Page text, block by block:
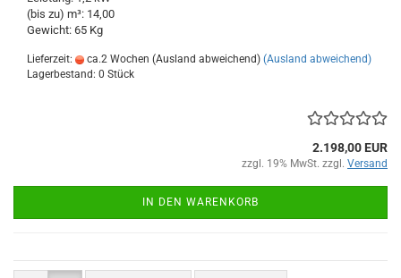
(bis zu) m³: 14,00
Gewicht: 65 Kg
Lieferzeit: ca.2 Wochen (Ausland abweichend) (Ausland abweichend)
Lagerbestand: 0 Stück
2.198,00 EUR
zzgl. 19% MwSt. zzgl. Versand
IN DEN WARENKORB